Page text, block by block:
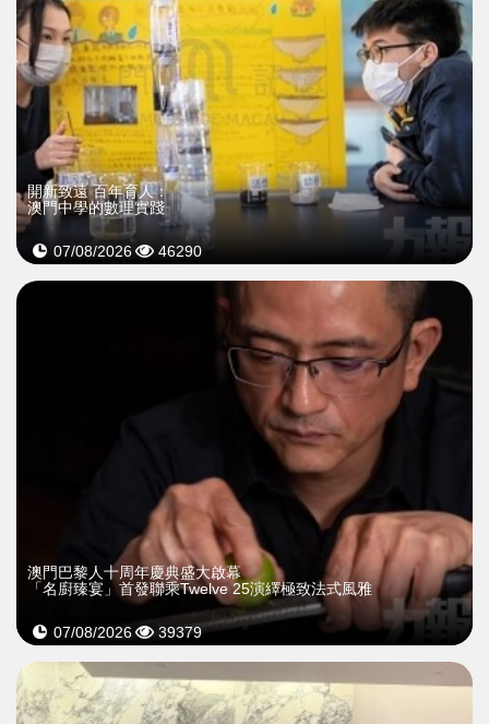
開新致遠 百年育人：
澳門中學的數理實踐
07/08/2026 46290
澳門巴黎人十周年慶典盛大啟幕
「名廚臻宴」首發聯乘Twelve 25演繹極致法式風雅
07/08/2026 39379